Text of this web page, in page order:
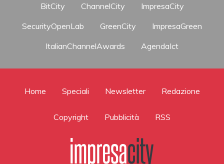
BitCity ChannelCity
ImpresaCity
SecurityOpenLab
GreenCity
ImpresaGreen
ItalianChannelAwards
AgendaIct
Home Speciali Newsletter Redazione
Copyright Pubblicità RSS